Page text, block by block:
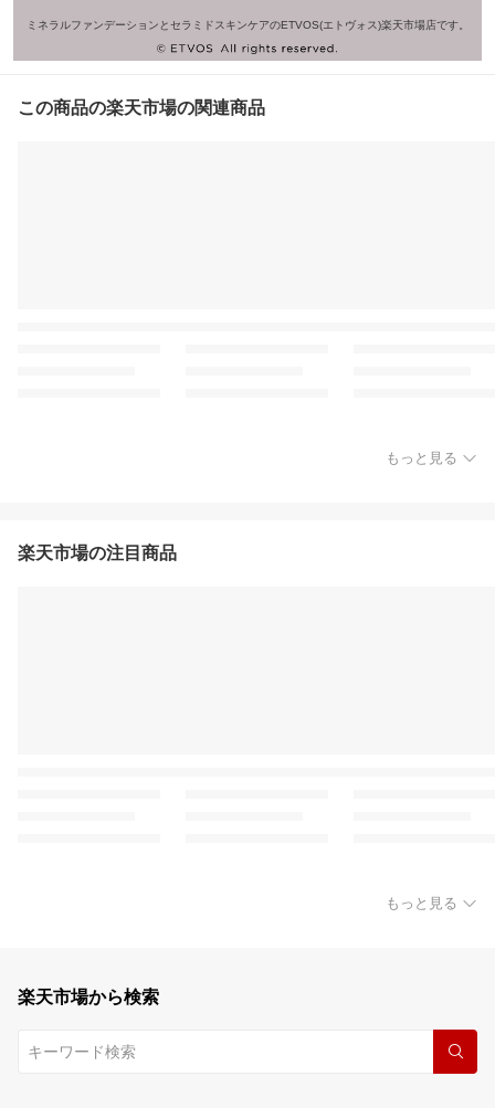
ミネラルファンデーションとセラミドスキンケアのETVOS(エトヴォス)楽天市場店です。
この商品の楽天市場の関連商品
もっと見る
楽天市場の注目商品
もっと見る
楽天市場から検索